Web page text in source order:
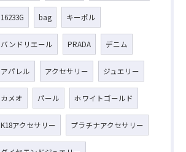
16233G bag キーポル
バンドリエール PRADA デニム
アパレル アクセサリー ジュエリー
カメオ パール ホワイトゴールド
K18アクセサリー プラチナアクセサリー